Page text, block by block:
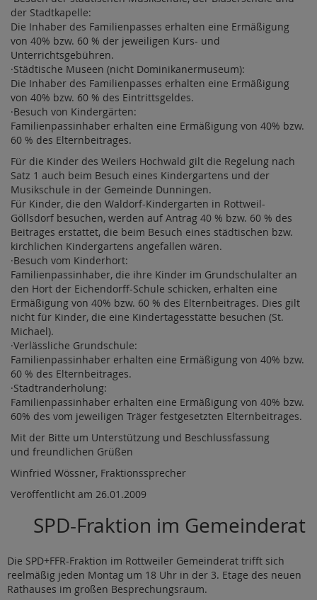
der Stadtkapelle:
Die Inhaber des Familienpasses erhalten eine Ermäßigung
von 40% bzw. 60 % der jeweiligen Kurs- und
Unterrichtsgebühren.
·Städtische Museen (nicht Dominikanermuseum):
Die Inhaber des Familienpasses erhalten eine Ermäßigung
von 40% bzw. 60 % des Eintrittsgeldes.
·Besuch von Kindergärten:
Familienpassinhaber erhalten eine Ermäßigung von 40% bzw.
60 % des Elternbeitrages.
Für die Kinder des Weilers Hochwald gilt die Regelung nach
Satz 1 auch beim Besuch eines Kindergartens und der
Musikschule in der Gemeinde Dunningen.
Für Kinder, die den Waldorf-Kindergarten in Rottweil-
Göllsdorf besuchen, werden auf Antrag 40 % bzw. 60 % des
Beitrages erstattet, die beim Besuch eines städtischen bzw.
kirchlichen Kindergartens angefallen wären.
·Besuch vom Kinderhort:
Familienpassinhaber, die ihre Kinder im Grundschulalter an
den Hort der Eichendorff-Schule schicken, erhalten eine
Ermäßigung von 40% bzw. 60 % des Elternbeitrages. Dies gilt
nicht für Kinder, die eine Kindertagesstätte besuchen (St.
Michael).
·Verlässliche Grundschule:
Familienpassinhaber erhalten eine Ermäßigung von 40% bzw.
60 % des Elternbeitrages.
·Stadtranderholung:
Familienpassinhaber erhalten eine Ermäßigung von 40% bzw.
60% des vom jeweiligen Träger festgesetzten Elternbeitrages.
Mit der Bitte um Unterstützung und Beschlussfassung
und freundlichen Grüßen
Winfried Wössner, Fraktionssprecher
Veröffentlicht am 26.01.2009
SPD-Fraktion im Gemeinderat
Die SPD+FFR-Fraktion im Rottweiler Gemeinderat trifft sich
reelmäßig jeden Montag um 18 Uhr in der 3. Etage des neuen
Rathauses im großen Besprechungsraum.